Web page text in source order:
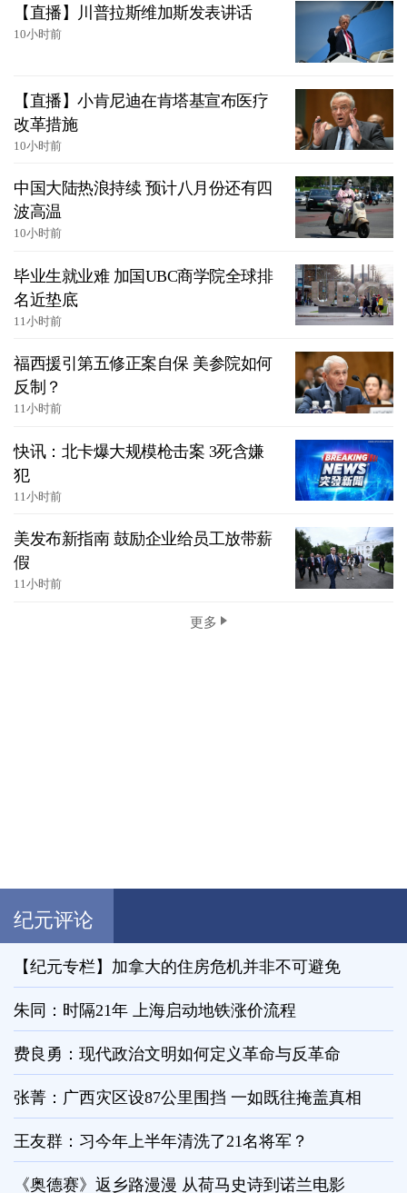
【直播】川普拉斯维加斯发表讲话
10小时前
【直播】小肯尼迪在肯塔基宣布医疗
改革措施
10小时前
中国大陆热浪持续 预计八月份还有四
波高温
10小时前
毕业生就业难 加国UBC商学院全球排
名近垫底
11小时前
福西援引第五修正案自保 美参院如何
反制？
11小时前
快讯：北卡爆大规模枪击案 3死含嫌
犯
11小时前
美发布新指南 鼓励企业给员工放带薪
假
11小时前
更多
纪元评论
【纪元专栏】加拿大的住房危机并非不可避免
朱同：时隔21年 上海启动地铁涨价流程
费良勇：现代政治文明如何定义革命与反革命
张菁：广西灾区设87公里围挡 一如既往掩盖真相
王友群：习今年上半年清洗了21名将军？
《奥德赛》返乡路漫漫 从荷马史诗到诺兰电影